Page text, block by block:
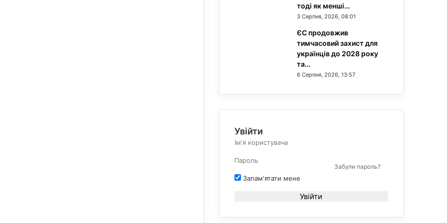
тоді як менші…
3 Серпня, 2026, 08:01
ЄС продовжив
тимчасовий захист для
українців до 2028 року
та…
6 Серпня, 2026, 13:57
Увійти
Забули пароль?
Запам'ятати мене
Увійти